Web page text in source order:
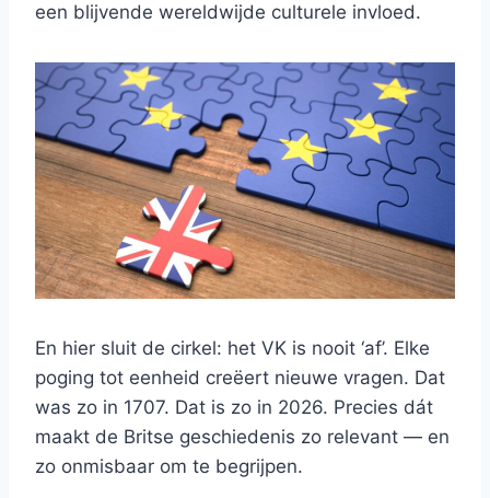
een blijvende wereldwijde culturele invloed.
En hier sluit de cirkel: het VK is nooit ‘af’. Elke
poging tot eenheid creëert nieuwe vragen. Dat
was zo in 1707. Dat is zo in 2026. Precies dát
maakt de Britse geschiedenis zo relevant — en
zo onmisbaar om te begrijpen.